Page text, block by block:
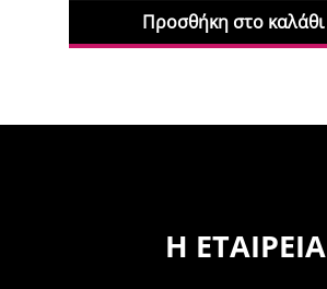
Προσθήκη στο καλάθι
Η ΕΤΑΙΡΕΊΑ